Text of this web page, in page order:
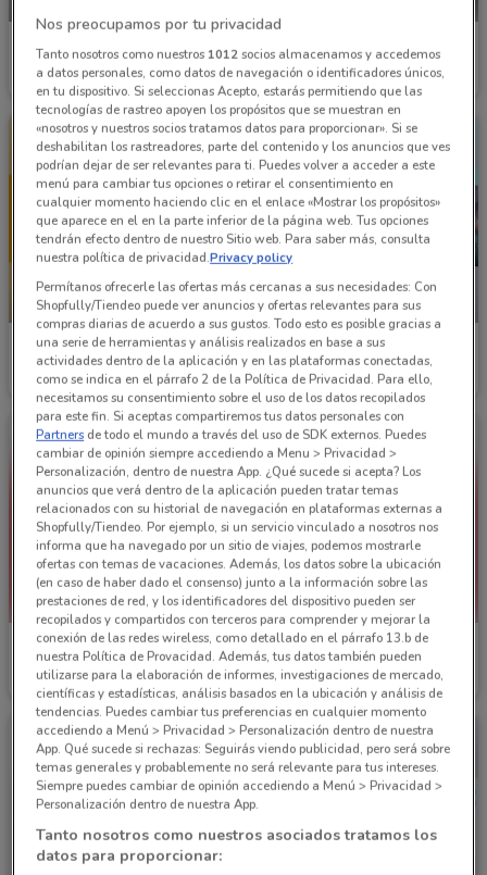
Innovasport
Caduca mañana 3.7 km 3.9 km
NUEVO
Puma
Caduca el 23/08 3.9 km
Puma
Caduca el 06/09
Vans
2.8 km
Reebok
3.1 km
Nos preocupamos por tu privacidad
Tanto nosotros como nuestros 1012socios almacenamos y accedemos
a datos personales, como datos de navegación o identificadores únicos,
en tu dispositivo. Si seleccionas Acepto, estarás permitiendo que las
tecnologías de rastreo apoyen los propósitos que se muestran en
«nosotros y nuestros socios tratamos datos para proporcionar». Si se
deshabilitan los rastreadores, parte del contenido y los anuncios que ves
podrían dejar de ser relevantes para ti. Puedes volver a acceder a este
menú para cambiar tus opciones o retirar el consentimiento en
cualquier momento haciendo clic en el enlace «Mostrar los propósitos»
que aparece en el en la parte inferior de la página web. Tus opciones
tendrán efecto dentro de nuestro Sitio web. Para saber más, consulta
nuestra política de privacidad.Privacy policy
Permítanos ofrecerle las ofertas más cercanas a sus necesidades: Con
Shopfully/Tiendeo puede ver anuncios y ofertas relevantes para sus
compras diarias de acuerdo a sus gustos. Todo esto es posible gracias a
una serie de herramientas y análisis realizados en base a sus
actividades dentro de la aplicación y en las plataformas conectadas,
como se indica en el párrafo 2 de la Política de Privacidad. Para ello,
necesitamos su consentimiento sobre el uso de los datos recopilados
para este fin. Si aceptas compartiremos tus datos personales con
Partners de todo el mundo a través del uso de SDK externos. Puedes
cambiar de opinión siempre accediendo a Menu > Privacidad >
Personalización, dentro de nuestra App. ¿Qué sucede si acepta? Los
anuncios que verá dentro de la aplicación pueden tratar temas
relacionados con su historial de navegación en plataformas externas a
Shopfully/Tiendeo. Por ejemplo, si un servicio vinculado a nosotros nos
informa que ha navegado por un sitio de viajes, podemos mostrarle
ofertas con temas de vacaciones. Además, los datos sobre la ubicación
(en caso de haber dado el consenso) junto a la información sobre las
prestaciones de red, y los identificadores del dispositivo pueden ser
recopilados y compartidos con terceros para comprender y mejorar la
conexión de las redes wireless, como detallado en el párrafo 13.b de
nuestra Política de Provacidad. Además, tus datos también pueden
utilizarse para la elaboración de informes, investigaciones de mercado,
científicas y estadísticas, análisis basados en la ubicación y análisis de
tendencias. Puedes cambiar tus preferencias en cualquier momento
accediendo a Menú > Privacidad > Personalización dentro de nuestra
App. Qué sucede si rechazas: Seguirás viendo publicidad, pero será sobre
temas generales y probablemente no será relevante para tus intereses.
Siempre puedes cambiar de opinión accediendo a Menú > Privacidad >
Personalización dentro de nuestra App.
Tanto nosotros como nuestros asociados tratamos los
datos para proporcionar: